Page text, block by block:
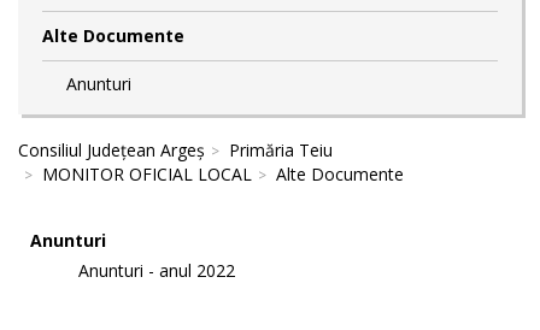
Alte Documente
Anunturi
Consiliul Județean Argeș
Primăria Teiu
MONITOR OFICIAL LOCAL
Alte Documente
Anunturi
Anunturi - anul 2022